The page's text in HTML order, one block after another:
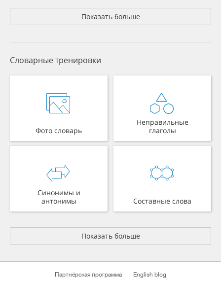
Показать больше
Словарные тренировки
Фото словарь
Неправильные
глаголы
Синонимы и
антонимы
Составные слова
Показать больше
Партнёрская программа English blog